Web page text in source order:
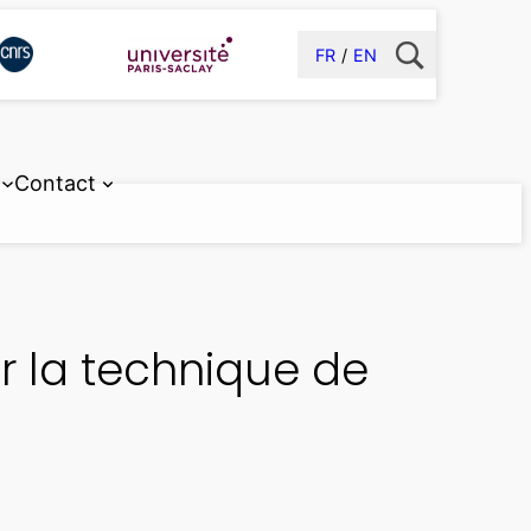
FR EN
Contact
la technique de